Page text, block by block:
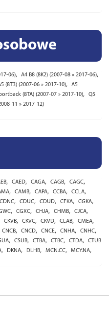
06), A4 B8 (8K2) (2007-08 » 2017-06),
(8T3) (2007-06 » 2017-10),
A5
(8TA) (2007-07 » 2017-10),
Q5
11 » 2017-12)
, CAED, CAGA, CAGB, CAGC,
, CAMB, CAPA, CCBA, CCLA,
CDNC, CDUC, CDUD, CFKA, CGKA,
, CGXC, CHJA, CHMB, CJCA,
CKVB, CKVC, CKVD, CLAB, CMEA,
CNCB, CNCD, CNCE, CNHA, CNHC,
, CSUB, CTBA, CTBC, CTDA, CTUB
, DKNA, DLHB, MCN.CC, MCY.NA,